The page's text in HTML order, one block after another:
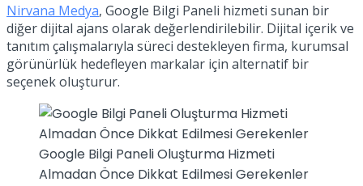
Nirvana Medya, Google Bilgi Paneli hizmeti sunan bir
diğer dijital ajans olarak değerlendirilebilir. Dijital içerik ve
tanıtım çalışmalarıyla süreci destekleyen firma, kurumsal
görünürlük hedefleyen markalar için alternatif bir
seçenek oluşturur.
Google Bilgi Paneli Oluşturma Hizmeti
Almadan Önce Dikkat Edilmesi Gerekenler